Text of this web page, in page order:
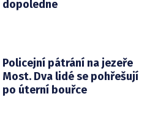
dopoledne
Policejní pátrání na jezeře
Most. Dva lidé se pohřešují
po úterní bouřce